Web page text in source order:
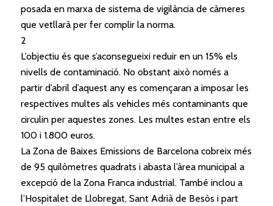
posada en marxa de sistema de vigilància de càmeres
que vetllarà per fer complir la norma.
2
L’objectiu és que s’aconsegueixi reduir en un 15% els
nivells de contaminació. No obstant això només a
partir d’abril d’aquest any es començaran a imposar les
respectives multes als vehicles més contaminants que
circulin per aquestes zones. Les multes estan entre els
100 i 1.800 euros.
La Zona de Baixes Emissions de Barcelonacobreix més
de 95 quilòmetres quadrats i abasta l’àrea municipal a
excepció de la Zona Franca industrial. També inclou a
l’Hospitalet de Llobregat, Sant Adrià de Besòs i part